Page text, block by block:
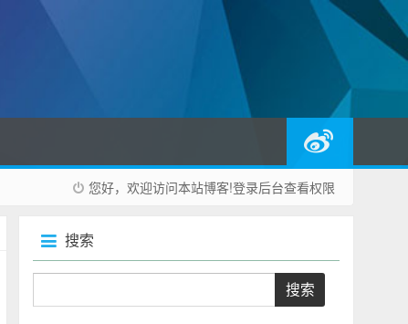
您好，欢迎访问本站博客!登录后台查看权限
搜索